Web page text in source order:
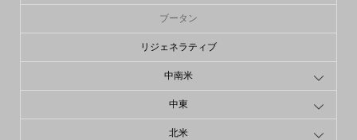
ブータン
リジェネラティブ
中南米
中東
北米